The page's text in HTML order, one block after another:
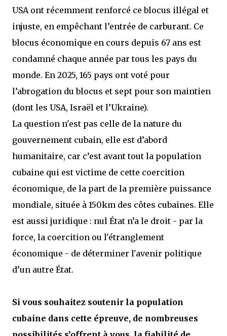
USA ont récemment renforcé ce blocus illégal et
injuste, en empêchant l’entrée de carburant. Ce
blocus économique en cours depuis 67 ans est
condamné chaque année par tous les pays du
monde. En 2025, 165 pays ont voté pour
l’abrogation du blocus et sept pour son maintien
(dont les USA, Israël et l’Ukraine).
La question n'est pas celle de la nature du
gouvernement cubain, elle est d’abord
humanitaire, car c’est avant tout la population
cubaine qui est victime de cette coercition
économique, de la part de la première puissance
mondiale, située à 150km des côtes cubaines. Elle
est aussi juridique : nul État n’a le droit - par la
force, la coercition ou l'étranglement
économique - de déterminer l'avenir politique
d’un autre État.
Si vous souhaitez soutenir la population
cubaine dans cette épreuve, de nombreuses